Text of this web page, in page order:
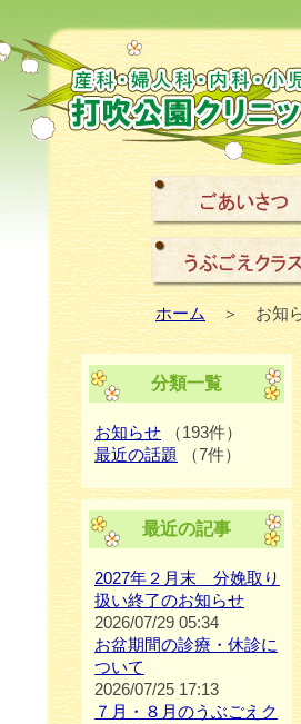
ホーム＞ お知ら
分類一覧
お知らせ （193件）
最近の話題
（7件）
最近の記事
2027年２月末 分娩取り
扱い終了のお知らせ
2026/07/29 05:34
お盆期間の診療・休診に
ついて
2026/07/25 17:13
７月・８月のうぶごえク